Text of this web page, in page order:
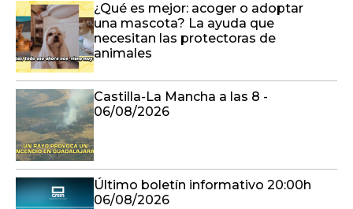
¿Qué es mejor: acoger o adoptar
una mascota? La ayuda que
necesitan las protectoras de
animales
Castilla-La Mancha a las 8 -
06/08/2026
Último boletín informativo 20:00h
06/08/2026